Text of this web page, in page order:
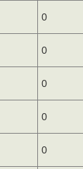
0
0
0
0
0